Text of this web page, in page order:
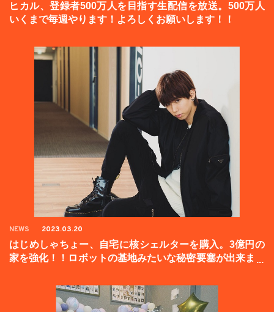
ヒカル、登録者500万人を目指す生配信を放送。500万人
いくまで毎週やります！よろしくお願いします！！
NEWS 2023.03.20
はじめしゃちょー、自宅に核シェルターを購入。3億円の
家を強化！！ロボットの基地みたいな秘密要塞が出来まし